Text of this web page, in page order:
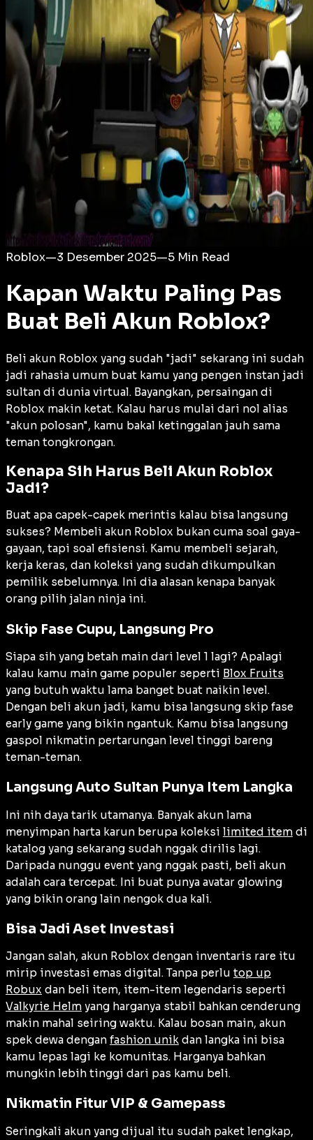
Login
Roblox—3 Desember 2025—5 Min Read
Kapan Waktu Paling Pas
Buat Beli Akun Roblox?
Beli akun Roblox yang sudah "jadi" sekarang ini sudah
jadi rahasia umum buat kamu yang pengen instan jadi
sultan di dunia virtual. Bayangkan, persaingan di
Roblox makin ketat. Kalau harus mulai dari nol alias
"akun polosan", kamu bakal ketinggalan jauh sama
teman tongkrongan.
Kenapa Sih Harus Beli Akun Roblox
Jadi?
Buat apa capek-capek merintis kalau bisa langsung
sukses? Membeli akun Roblox bukan cuma soal gaya-
gayaan, tapi soal efisiensi. Kamu membeli sejarah,
kerja keras, dan koleksi yang sudah dikumpulkan
pemilik sebelumnya. Ini dia alasan kenapa banyak
orang pilih jalan ninja ini.
Skip Fase Cupu, Langsung Pro
Siapa sih yang betah main dari level 1 lagi? Apalagi
kalau kamu main game populer seperti Blox Fruits
yang butuh waktu lama banget buat naikin level.
Dengan beli akun jadi, kamu bisa langsung skip fase
early game yang bikin ngantuk. Kamu bisa langsung
gaspol nikmatin pertarungan level tinggi bareng
teman-teman.
Langsung Auto Sultan Punya Item Langka
Ini nih daya tarik utamanya. Banyak akun lama
menyimpan harta karun berupa koleksi limited item di
katalog yang sekarang sudah nggak dirilis lagi.
Daripada nunggu event yang nggak pasti, beli akun
adalah cara tercepat. Ini buat punya avatar glowing
yang bikin orang lain nengok dua kali.
Bisa Jadi Aset Investasi
Jangan salah, akun Roblox dengan inventaris rare itu
mirip investasi emas digital. Tanpa perlu top up
Robux dan beli item, item-item legendaris seperti
Valkyrie Helm yang harganya stabil bahkan cenderung
makin mahal seiring waktu. Kalau bosan main, akun
spek dewa dengan fashion unik dan langka ini bisa
kamu lepas lagi ke komunitas. Harganya bahkan
mungkin lebih tinggi dari pas kamu beli.
Nikmatin Fitur VIP & Gamepass
Seringkali akun yang dijual itu sudah paket lengkap,